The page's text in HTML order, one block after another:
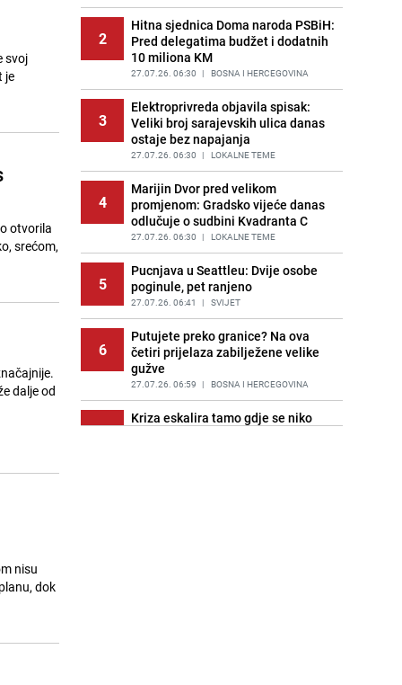
svoj
je
otvorila
srećom,
dalje od
nisu
dok
13
Jedan od najvećih gradova nije na
listi: Ovo su lokacije prvih Lidl
prodavnica u BiH
PRIJE 2 DANA | BOSNA I HERCEGOVINA
14
Konakoviću stigle "nevjerovatne
poruke" iz HDZ-a: "Ne šalim se"
PRIJE 1 DAN BOSNA I HERCEGOVINA
15
Imate li paradajz, paprike i malo
mesa? Recept za večeru koja vraća
u djetinjstvo
PRIJE OKO 15H RECEPTI
2
Hitna sjednica Doma naroda PSBiH:
Pred delegatima budžet i dodatnih
10 miliona KM
27.07.26. 06:30 | BOSNA I HERCEGOVINA
3
Elektroprivreda objavila spisak:
Veliki broj sarajevskih ulica danas
ostaje bez napajanja
27.07.26. 06:30 | LOKALNE TEME
4
Marijin Dvor pred velikom
promjenom: Gradsko vijeće danas
odlučuje o sudbini Kvadranta C
27.07.26. 06:30 | LOKALNE TEME
5
Pucnjava u Seattleu: Dvije osobe
poginule, pet ranjeno
27.07.26. 06:41 | SVIJET
6
Putujete preko granice? Na ova
četiri prijelaza zabilježene velike
gužve
27.07.26. 06:59 | BOSNA I HERCEGOVINA
7
Kriza eskalira tamo gdje se niko